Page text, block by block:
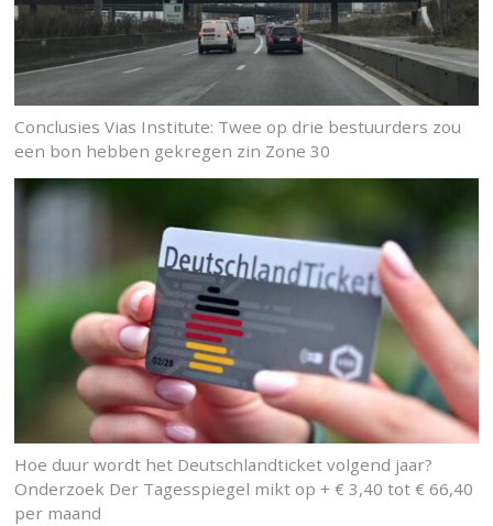
Conclusies Vias Institute: Twee op drie bestuurders zou
een bon hebben gekregen zin Zone 30
Hoe duur wordt het Deutschlandticket volgend jaar?
Onderzoek Der Tagesspiegel mikt op + € 3,40 tot € 66,40
per maand